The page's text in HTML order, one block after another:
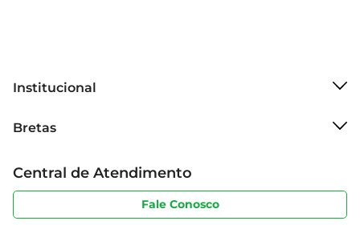
Institucional
Grupo Cencosud
Sobre privacidade
Portal do fornecedor
Bretas
Produtos Bretas
Código de ética
Serviços
Central de Atendimento
Fale Conosco